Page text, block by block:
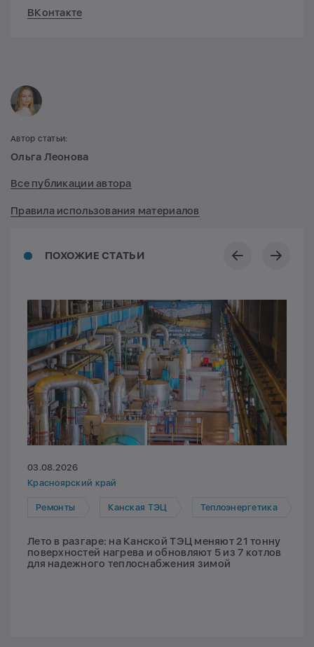
ВКонтакте
ПОХОЖИЕ СТАТЬИ
03.08.2026
Красноярский край
Ремонты Канская ТЭЦ Теплоэнергетика
Лето в разгаре: на Канской ТЭЦ меняют 21 тонну
поверхностей нагрева и обновляют 5 из 7 котлов
для надежного теплоснабжения зимой
Автор статьи:
Ольга Леонова
Все публикации автора
Правила использования материалов